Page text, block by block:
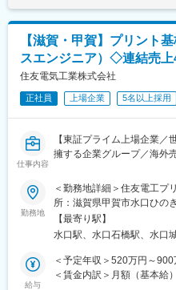
レック」や、真球状微粒子
世界シェアNo.1(当社推定)
を中心とした事業展開を行
■採用背景：
当社の高機能プラスチック
してエレクトロニクス分野
当部署では、ディスプレイ
る電子材料向けに、接着剤
開発・事業化を担っていま
の体制強化を目的に人材を
■就業環境：
・フレックス制度有
■当社について
独自の材料・加工技術を活
【滋賀・甲賀】プリント
スエンジニア）◇連結売
住友電気工業株式会社
正社員 上場企業 5名以上採用
仕事内容
【東証プライム上場企業
擁する企業グループ／海外
■職務概要：
ファインピッチFPCやフッ
セス設計業務をご担当いた
◎生産技術開発業務
－新規工程設備仕様検討／
－新規材料導入
◎新規製品の量産立上げ業務
勤務地
＜勤務地詳細＞住友電工
所：滋賀県甲賀市水口ひの
勤務地最寄駅：ＪＲ線／三
【最寄り駅】
水口駅、水口石橋駅、水口
給与
＜予定年収＞520万円～
＜賃金内訳＞月額（基本給